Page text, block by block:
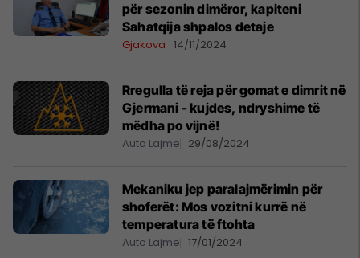
për sezonin dimëror, kapiteni
Sahatqija shpalos detaje
Gjakova 14/11/2024
Rregulla të reja për gomat e dimrit në
Gjermani - kujdes, ndryshime të
mëdha po vijnë!
Auto Lajme 29/08/2024
Mekaniku jep paralajmërimin për
shoferët: Mos vozitni kurrë në
temperatura të ftohta
Auto Lajme 17/01/2024